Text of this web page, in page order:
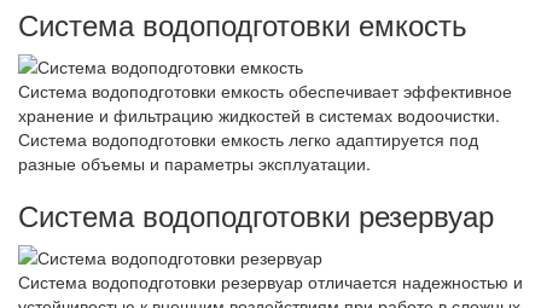
Система водоподготовки емкость
Система водоподготовки емкость обеспечивает эффективное
хранение и фильтрацию жидкостей в системах водоочистки.
Система водоподготовки емкость легко адаптируется под
разные объемы и параметры эксплуатации.
Система водоподготовки резервуар
Система водоподготовки резервуар отличается надежностью и